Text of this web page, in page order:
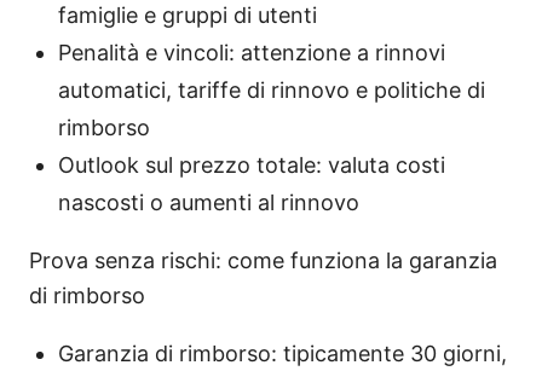
famiglie e gruppi di utenti
Penalità e vincoli: attenzione a rinnovi
automatici, tariffe di rinnovo e politiche di
rimborso
Outlook sul prezzo totale: valuta costi
nascosti o aumenti al rinnovo
Prova senza rischi: come funziona la garanzia
di rimborso
Garanzia di rimborso: tipicamente 30 giorni,